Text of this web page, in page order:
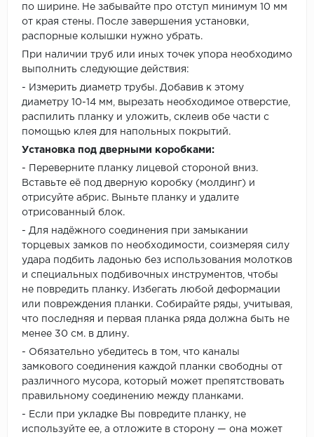
по ширине. Не забывайте про отступ минимум 10 мм
от края стены. После завершения установки,
распорные колышки нужно убрать.
При наличии труб или иных точек упора необходимо
выполнить следующие действия:
- Измерить диаметр трубы. Добавив к этому
диаметру 10-14 мм, вырезать необходимое отверстие,
распилить планку и уложить, склеив обе части с
помощью клея для напольных покрытий.
Установка под дверными коробками:
- Переверните планку лицевой стороной вниз.
Вставьте её под дверную коробку (молдинг) и
отрисуйте абрис. Выньте планку и удалите
отрисованный блок.
- Для надёжного соединения при замыкании
торцевых замков по необходимости, соизмеряя силу
удара подбить ладонью без использования молотков
и специальных подбивочных инструментов, чтобы
не повредить планку. Избегать любой деформации
или повреждения планки. Собирайте ряды, учитывая,
что последняя и первая планка ряда должна быть не
менее 30 см. в длину.
- Обязательно убедитесь в том, что каналы
замкового соединения каждой планки свободны от
различного мусора, который может препятствовать
правильному соединению между планками.
- Если при укладке Вы повредите планку, не
используйте ее, а отложите в сторону — она может